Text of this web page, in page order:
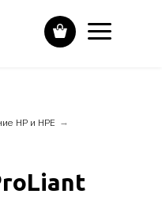
HP и НPE →